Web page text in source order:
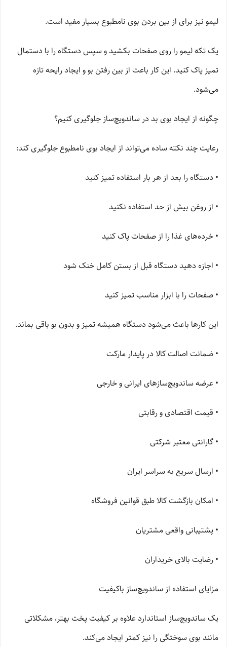
لیمو نیز برای از بین بردن بوی نامطبوع بسیار مفید است.
یک تکه لیمو را روی صفحات بکشید و سپس دستگاه را با دستمال
تمیز پاک کنید. این کار باعث از بین رفتن بو و ایجاد رایحه تازه
می‌شود.
چگونه از ایجاد بوی بد در ساندویچ‌ساز جلوگیری کنیم؟
رعایت چند نکته ساده می‌تواند از ایجاد بوی نامطبوع جلوگیری کند:
• دستگاه را بعد از هر بار استفاده تمیز کنید
• از روغن بیش از حد استفاده نکنید
• خرده‌های غذا را از صفحات پاک کنید
• اجازه دهید دستگاه قبل از بستن کامل خنک شود
• صفحات را با ابزار مناسب تمیز کنید
این کارها باعث می‌شود دستگاه همیشه تمیز و بدون بو باقی بماند.
• ضمانت اصالت کالا در پایدار مارکت
• عرضه ساندویچ‌سازهای ایرانی و خارجی
• قیمت اقتصادی و رقابتی
• گارانتی معتبر شرکتی
• ارسال سریع به سراسر ایران
• امکان بازگشت کالا طبق قوانین فروشگاه
• پشتیبانی واقعی مشتریان
• رضایت بالای خریداران
مزایای استفاده از ساندویچ‌ساز باکیفیت
یک ساندویچ‌ساز استاندارد علاوه بر کیفیت پخت بهتر، مشکلاتی
مانند بوی سوختگی را نیز کمتر ایجاد می‌کند.